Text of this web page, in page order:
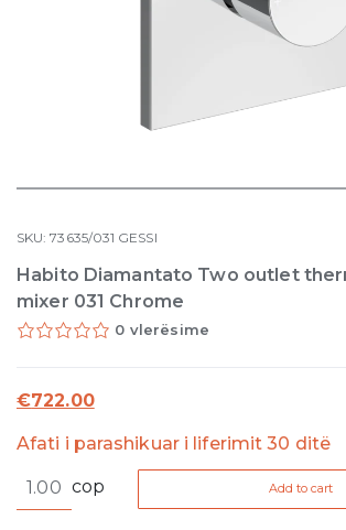
SKU:73635/031 GESSI
Habito Diamantato Two outlet
mixer 031 Chrome
0 vlerësime
€722.00
Afati i parashikuar i liferimit 30 ditë
Diamantato
cop Add to cart